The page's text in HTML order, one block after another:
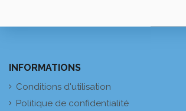
INFORMATIONS
Conditions d'utilisation
Politique de confidentialité